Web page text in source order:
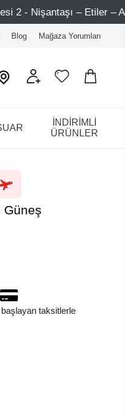
Ataşehir Şimdi Üye
Blog Mağaza Yorumları
İNDİRİMLİ
ÜRÜNLER
Güneş
taksitlerle